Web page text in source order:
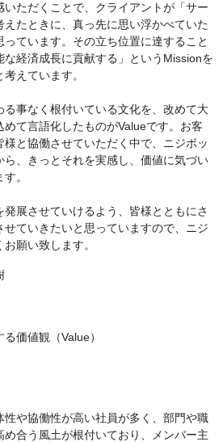
ただくことで、クライアントが「サー
えたときに、真っ先に思い浮かべていた
ています。その立ち位置に達すること
な経済成長に貢献する」というMissionを
えています。
る事なく根付いている文化を、改めて大
て言語化したものがValueです。お客
と協働させていただく中で、ニジボッ
ら、きっとそれを実感し、価値に気づい
。
展させていけるよう、皆様とともにさ
せていきたいと思っていますので、ニジ
願い致します。
価値観（Value）
性や協働性が高い社員が多く、部門や職
合う風土が根付いており、メンバー主